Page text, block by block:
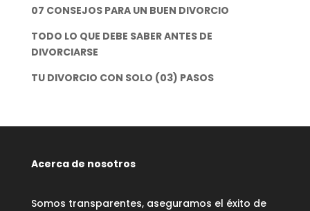
07 CONSEJOS PARA UN BUEN DIVORCIO
TODO LO QUE DEBE SABER ANTES DE
DIVORCIARSE
TU DIVORCIO CON SOLO (03) PASOS
Acerca de nosotros
Somos transparentes, aseguramos el éxito de